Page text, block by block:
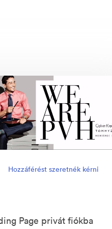
Hozzáférést szeretnék kérni
Page privát fiókba